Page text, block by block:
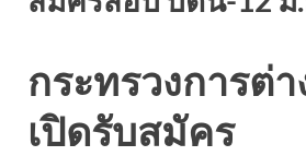
กระทรวงการต่า
เปิดรับสมัคร